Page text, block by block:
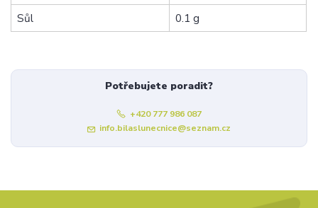
Sůl
0.1 g
Potřebujete poradit?
+420 777 986 087
info.bilaslunecnice@seznam.cz